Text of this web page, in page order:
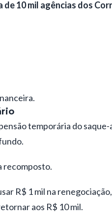
10 mil agências dos
temporária do
recomposto.
R$ 1 mil na
aos R$ 10 mil.